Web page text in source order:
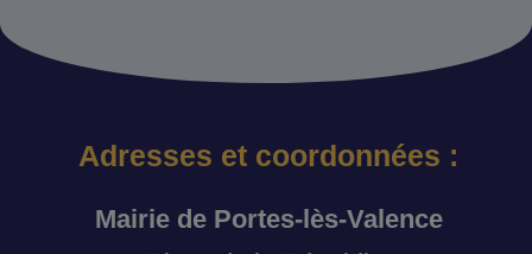
Adresses et coordonnées :
Mairie de Portes-lès-Valence